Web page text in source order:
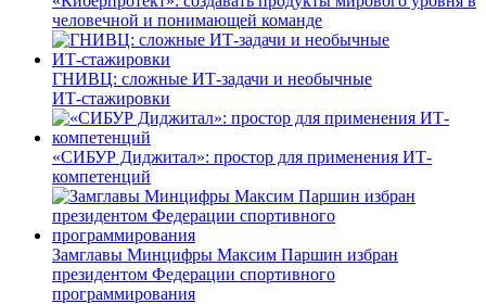
человечной и понимающей команде
ГНИВЦ: сложные ИТ‑задачи и необычные
ИТ‑стажировки
«СИБУР Диджитал»: простор для применения ИТ-
компетенций
Замглавы Минцифры Максим Паршин избран
президентом Федерации спортивного
программирования